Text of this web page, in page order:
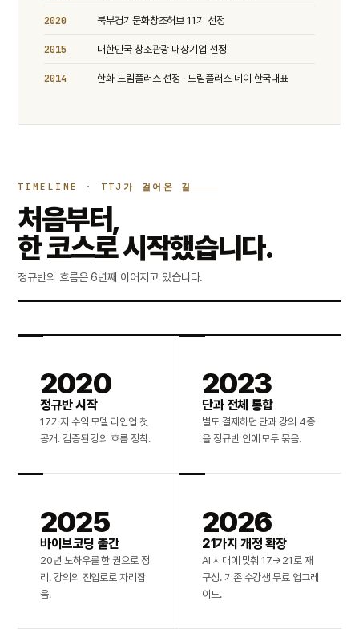
2020 북부경기문화창조허브 11기 선정
2015 대한민국 창조관광 대상기업 선정
2014 한화 드림플러스 선정 · 드림플러스 데이 한국대표
TIMELINE · TTJ가 걸어온 길
처음부터,
한 코스로 시작했습니다.
정규반의 흐름은 6년째 이어지고 있습니다.
2020
정규반 시작
17가지 수익 모델 라인업 첫
공개. 검증된 강의 흐름 정착.
2023
단과 전체 통합
별도 결제하던 단과 강의 4종
을 정규반 안에 모두 묶음.
2025
바이브코딩 출간
20년 노하우를 한 권으로 정
리. 강의의 진입로로 자리잡
음.
2026
21가지 개정 확장
AI 시대에 맞춰 17→21로 재
구성. 기존 수강생 무료 업그레
이드.